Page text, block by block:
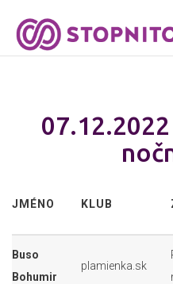
JMÉNO KLUB
Buso
Bohumir
plamienka.sk